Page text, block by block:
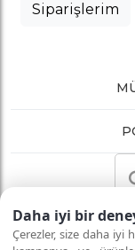
Daha iyi bir
Çerezler, size daha iyi
Siparişlerim